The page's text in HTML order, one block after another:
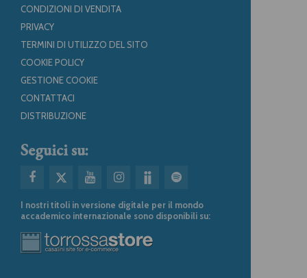
CONDIZIONI DI VENDITA
PRIVACY
TERMINI DI UTILIZZO DEL SITO
COOKIE POLICY
GESTIONE COOKIE
CONTATTACI
DISTRIBUZIONE
Seguici su:
I nostri titoli in versione digitale per il mondo
accademico internazionale sono disponibili su: